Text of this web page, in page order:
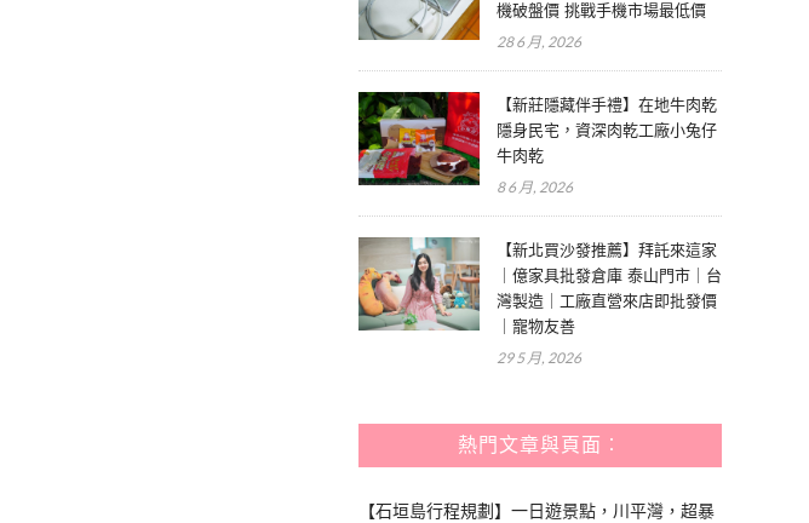
機破盤價 挑戰手機市場最低價
28 6 月, 2026
【新莊隱藏伴手禮】在地牛肉乾
隱身民宅，資深肉乾工廠小兔仔
牛肉乾
8 6 月, 2026
【新北買沙發推薦】拜託來這家
｜億家具批發倉庫 泰山門市｜台
灣製造｜工廠直營來店即批發價
｜寵物友善
29 5 月, 2026
熱門文章與頁面︰
【石垣島行程規劃】一日遊景點，川平灣，超暴